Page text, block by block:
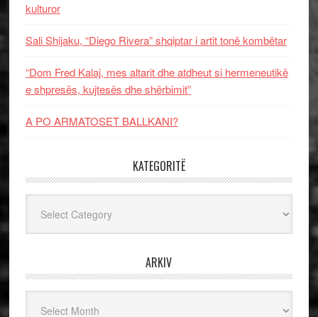
kulturor
Sali Shijaku, “Diego Rivera” shqiptar i artit tonë kombëtar
“Dom Fred Kalaj, mes altarit dhe atdheut si hermeneutikë
e shpresës, kujtesës dhe shërbimit”
A PO ARMATOSET BALLKANI?
KATEGORITË
ARKIV